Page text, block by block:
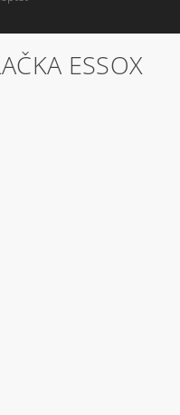
ESSOX